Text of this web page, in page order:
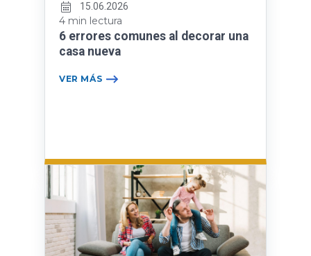
15.06.2026
4 min lectura
6 errores comunes al decorar una
casa nueva
VER MÁS